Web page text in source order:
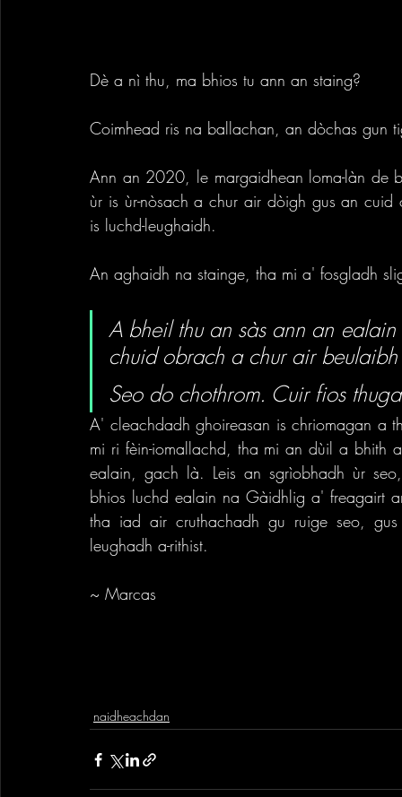
Dè a nì thu, ma bhios tu ann an staing?
Coimhead ris na ballachan, an dòchas gun
Ann an 2020, le margaidhean loma-làn de
ùr is ùr-nòsach a chur air dòigh gus an cuid
is luchd-leughaidh.
An aghaidh na stainge, tha mi a' fosgladh
A bheil thu an sàs ann an
chuid obrach a chur air
Seo do chothrom. Cuir fios
A' cleachdadh ghoireasan is chriomagan a
mi ri fèin-iomallachd, tha mi an dùil a bhith
ealain, gach là. Leis an sgrìobhadh ùr
bhios luchd ealain na Gàidhlig a' freagairt
tha iad air cruthachadh gu ruige seo,
leughadh a-rithist.
~ Marcas
naidheachdan